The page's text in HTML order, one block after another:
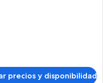
precios y disponibilidad